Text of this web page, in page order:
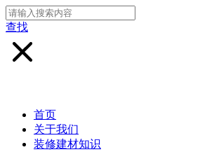
查找
首页
关于我们
装修建材知识